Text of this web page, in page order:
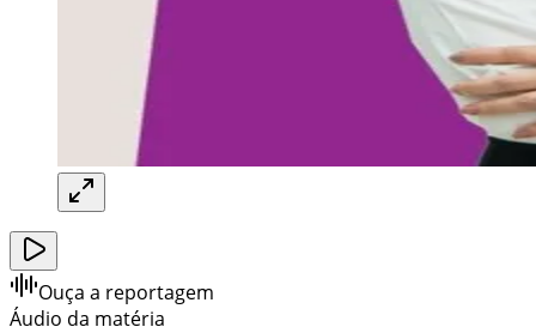
Ouça a reportagem
Áudio da matéria